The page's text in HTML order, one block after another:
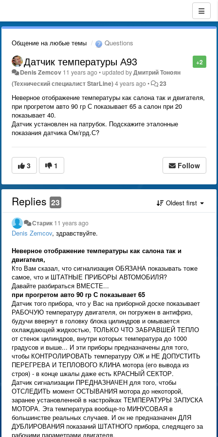
Общение на любые темы Questions
+2
Датчик температуры А93
Denis Zemcov 11 years ago•updated byДмитрий Тонoян
(Технический специалист StarLine)4 years ago• 23
Неверное отображение температуры как салона так и двигателя,
при прогретом авто 90 гр С показывает 65 а салон при 20
показывает 40.
Датчик установлен на патрубок. Подскажите эталонные
показания датчика Ом/грд.С?
3 1 Follow
Replies 23 Oldest first
Старик 11 years ago
Denis Zemcov, здравствуйте.
Неверное отображение температуры как салона так и
двигателя,
Кто Вам сказал, что сигнализация ОБЯЗАНА показывать тоже
самое, что и ШТАТНЫЕ ПРИБОРЫ АВТОМОБИЛЯ?
Давайте разбираться ВМЕСТЕ...
при прогретом авто 90 гр С показывает 65
Датчик того прибора, что у Вас на приборной доске показывает
РАБОЧУЮ температуру двигателя, он погружен в антифриз,
будучи ввернут в головку блока цилиндров и омывается
охлаждающей жидкостью, ТОЛЬКО ЧТО ЗАБРАВШЕЙ ТЕПЛО
от стенок цилиндров, внутри которых температура до 1000
градусов и выше... И эти приборы предназначены для того,
чтобы КОНТРОЛИРОВАТЬ температуру ОЖ и НЕ ДОПУСТИТЬ
ПЕРЕГРЕВА И ТЕПЛОВОГО КЛИНА мотора (его вывода из
строя) - в конце шкалы даже есть КРАСНЫЙ СЕКТОР.
Датчик сигнализации ПРЕДНАЗНАЧЕН для того, чтобы
ОТСЛЕДИТЬ момент ОСТЫВАНИЯ мотора до некоторой,
заранее установленной в настройках ТЕМПЕРАТУРЫ ЗАПУСКА
МОТОРА. Эта температура вообще-то МИНУСОВАЯ в
большинстве реальных случаев. И он не предназначен ДЛЯ
ДУБЛИРОВАНИЯ показаний ШТАТНОГО прибора, следящего за
рабочими параметрами двигателя.